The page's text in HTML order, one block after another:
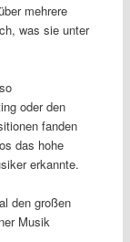
mehrere
was sie unter
oder den
fanden
das hohe
erkannte.
den großen
Musik